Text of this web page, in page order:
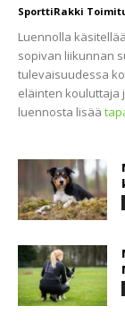
SporttiRakki
Luennolla
sopivan liikunnan
tulevaisuudessa
eläinten kouluttaja
luennosta lisää